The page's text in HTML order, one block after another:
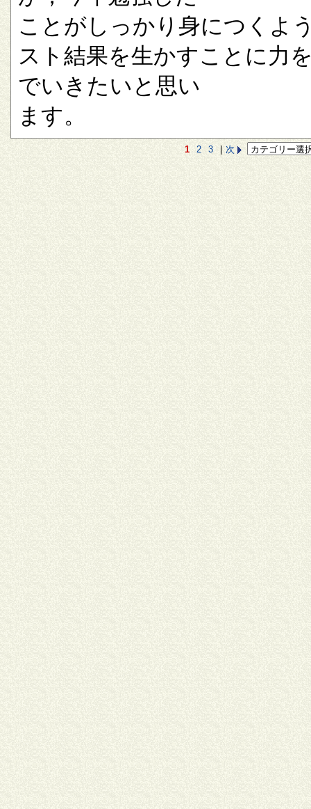
ことがしっかり身につくよ
スト結果を生かすことに力
でいきたいと思い
ます。
1 2 3 次